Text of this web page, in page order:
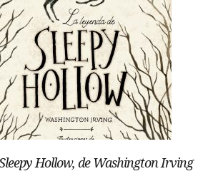
Hollow, de Washington Irving